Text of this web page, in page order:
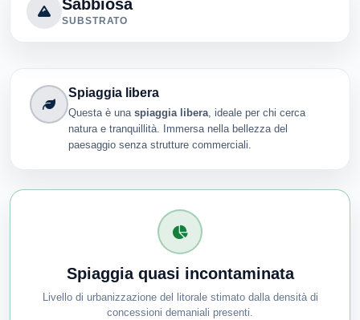
Sabbiosa
SUBSTRATO
Spiaggia libera
Questa è una spiaggia libera, ideale per chi cerca
natura e tranquillità. Immersa nella bellezza del
paesaggio senza strutture commerciali.
Spiaggia quasi incontaminata
Livello di urbanizzazione del litorale stimato dalla densità di
concessioni demaniali presenti.